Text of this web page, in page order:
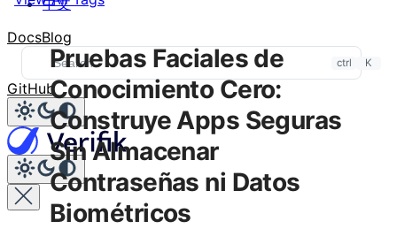
中文
DocsBlog
ctrl K
GitHub
Pruebas Faciales de
Conocimiento Cero:
Construye Apps Seguras
Sin Almacenar
Contraseñas ni Datos
Biométricos